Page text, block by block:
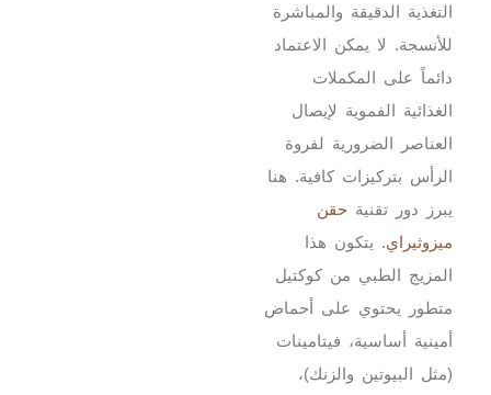
التغذية الدقيقة والمباشرة
للأنسجة. لا يمكن الاعتماد
دائماً على المكملات
الغذائية الفموية لإيصال
العناصر الضرورية لفروة
الرأس بتركيزات كافية. هنا
يبرز دور تقنية حقن
ميزوثيراي. يتكون هذا
المزيج الطبي من كوكتيل
متطور يحتوي على أحماض
أمينية أساسية، فيتامينات
(مثل البيوتين والزنك)،